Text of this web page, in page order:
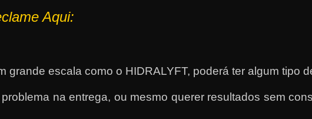
Aqui:
grande escala como o HIDRALYFT, poderá ter algum tipo
na entrega, ou mesmo querer resultados sem